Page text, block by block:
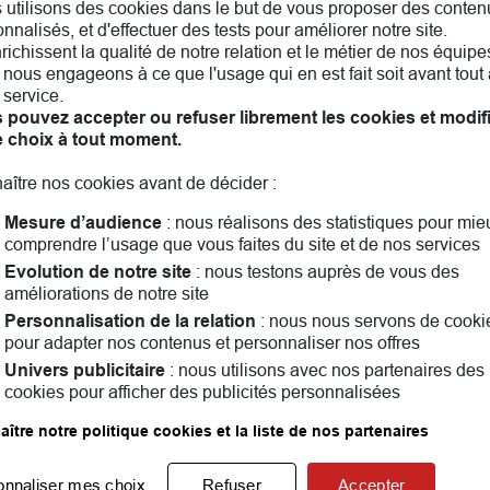
lès-Avignon! Assurance auto, assurance
la solution qui vous convient le mieux. Ensemble,
vous pouvez consulter lesavis clients
Les agences MAIF dans les villes à proximité
utilisons des cookies dans le but de vous proposer des
et d'effectuer des tests pour améliorer notre site.
la qualité de notre relation et le métier de nos
nous engageons à ce que l'usage qui en est fait soit avant tout
pouvez accepter ou refuser librement les cookies et
choix à tout moment.
nos cookies avant de décider :
Mesure d’audience : nous réalisons des statistiques pour
comprendre l’usage que vous faites du site et de nos services
Evolution de notre site : nous testons auprès de vous des
améliorations de notre site
Personnalisation de la relation : nous nous servons de
pour adapter nos contenus et personnaliser nos offres
Univers publicitaire : nous utilisons avec nos partenaires des
cookies pour afficher des publicités personnalisées
notre politique cookies et la liste de nos partenaires
mes choix Refuser Accepter